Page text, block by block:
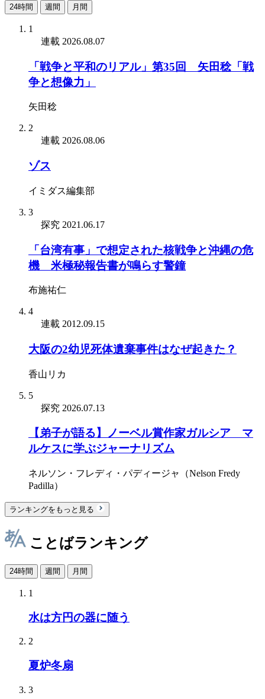
24時間 週間 月間
1
連載 2026.08.07
「戦争と平和のリアル」第35回 矢田稔「戦
争と想像力」
矢田稔
2
連載 2026.08.06
ゾス
イミダス編集部
3
探究 2021.06.17
「台湾有事」で想定された核戦争と沖縄の危
機 米極秘報告書が鳴らす警鐘
布施祐仁
4
連載 2012.09.15
大阪の2幼児死体遺棄事件はなぜ起きた？
香山リカ
5
探究 2026.07.13
【弟子が語る】ノーベル賞作家ガルシア゠マ
ルケスに学ぶジャーナリズム
ネルソン・フレディ・パディージャ（Nelson Fredy
Padilla）
ランキングをもっと見る
ことばランキング
24時間 週間 月間
1
水は方円の器に随う
2
夏炉冬扇
3